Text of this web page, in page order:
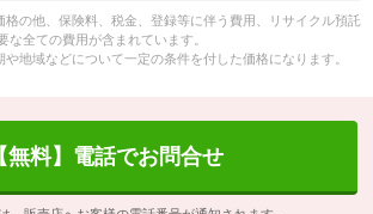
格の他、保険料、税金、登録等に伴う費用、リサイクル預託
な全ての費用が含まれています。
地域などについて一定の条件を付した価格になります。
無料】電話でお問合せ